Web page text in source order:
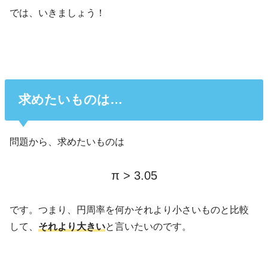
では、いきましょう！
求めたいものは…
問題から、求めたいものは
π > 3.05
です。つまり、円周率を何かそれより小さいものと比較
して、 それより大きいと言いたいのです。